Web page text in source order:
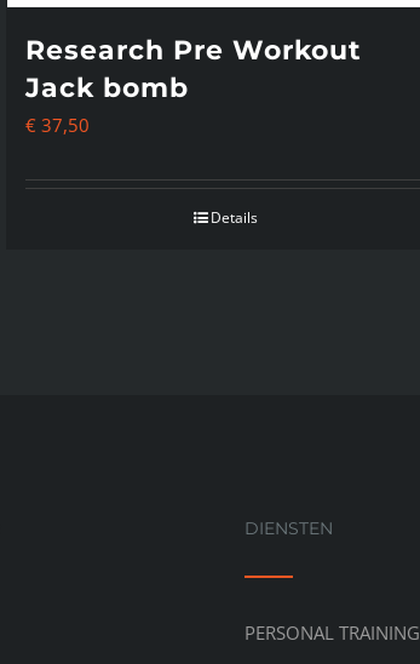
Research Pre Workout
Jack bomb
€ 37,50
Details
DIENSTEN
PERSONAL TRAINING